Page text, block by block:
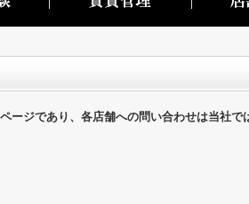
ージであり、各店舗への問い合わせは当社で